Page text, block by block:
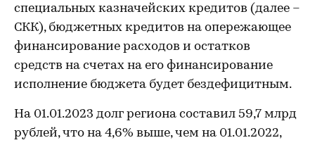
специальных казначейских кредитов (далее –
СКК), бюджетных кредитов на опережающее
финансирование расходов и остатков
средств на счетах на его финансирование
исполнение бюджета будет бездефицитным.
На 01.01.2023 долг региона составил 59,7 млрд
рублей, что на 4,6% выше, чем на 01.01.2022,